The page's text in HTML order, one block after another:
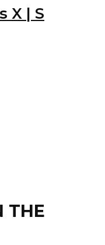
X | S
THE